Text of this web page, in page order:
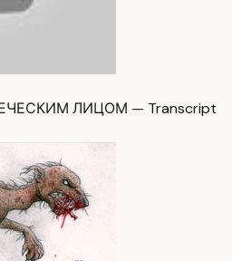
ЛИЦОМ — Transcript